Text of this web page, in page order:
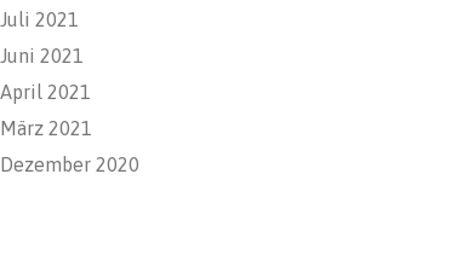
Juli 2021
Juni 2021
April 2021
März 2021
Dezember 2020